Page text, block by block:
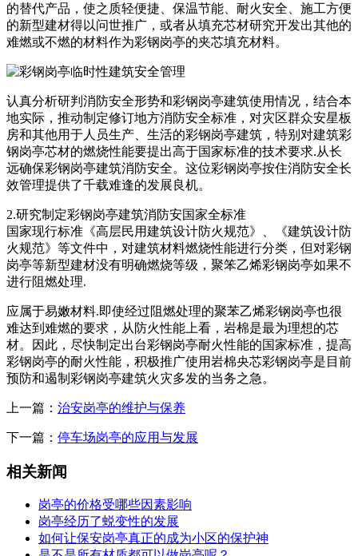
的替代产品，使之质轻便捷、保温节能、耐火安全、施工方便
的新型建材得以问世推广，或者从填充芯材研究开发出其他的
难燃或不燃的材料作为彩钢岗亭的夹芯填充材料。
认真分析研判消防安全形势和彩钢岗亭建筑使用情况，结合本
地实际，推动制定修订地方消防安全标准，对灾区群众安星板
房和其他用于人员生产、生活的彩钢岗亭建筑，特别对建筑彩
钢岗亭芯材的燃烧性能要提出高于国家标准的技术要求.从长
远确保彩钢岗亭建筑消防安全。这位彩钢岗亭按住消防安全长
效管理提供了千载难逢的发展良机。
2.研究制定彩钢岗亭建筑消防安国家全标准
国家现行标准《高层民用建筑设计防火规范》、《建筑设计防
火规范》等文件中，对建筑材料燃烧性能进行分类，但对彩钢
岗亭等新型建材没有明确燃烧等级，聚笨乙烯彩钢岗亭如果不
进行阻燃处理.
应属于易嫩材料.即使经过阻燃处理的聚苯乙烯彩钢岗亭也很
难达到难燃的要求，从防火性能上看，岩棉是最为理想的芯
材。因此，尽快制定出台彩钢岗亭耐火性能的国家标准，提高
彩钢岗亭的耐火性能，积极推广使用岩棉央芯彩钢岗亭是目前
预防和遏制彩钢岗亭建筑火灾多发的当务之急。
上一篇： 治安岗亭的维护与保养
下一篇： 停车场岗亭的应用与发展
相关新闻
岗亭的价格受哪些因素影响
岗亭经历了蜕变性的发展
如何让保安岗亭真正的成为小区的保护神